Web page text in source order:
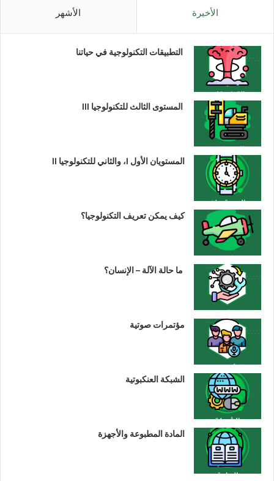
الأخيرة الأشهر
التطبيقات التكنولوجية في حياتنا
المستوى الثالث للتكنولوجيا III
المستويان الأول I، والثاني للتكنولوجيا II
كيف يمكن تعريف التكنولوجيا؟
ما حالة الآلة – الإنسان؟
مؤتمرات صوتية
الشبكة العنكبوتية
المادة المطبوعة والأجهزة